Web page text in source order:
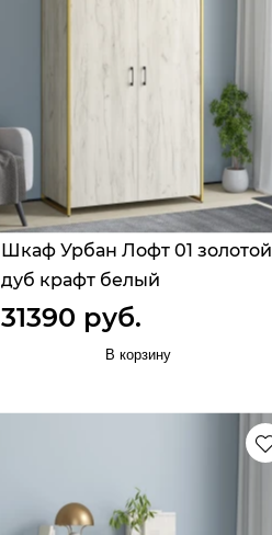
Шкаф Урбан Лофт 01 золотой
дуб крафт белый
31390 руб.
В корзину